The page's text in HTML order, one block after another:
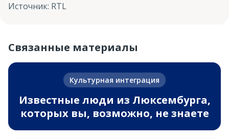
Источник: RTL
Связанные материалы
Культурная интеграция
Известные люди из Люксембурга,
которых вы, возможно, не знаете